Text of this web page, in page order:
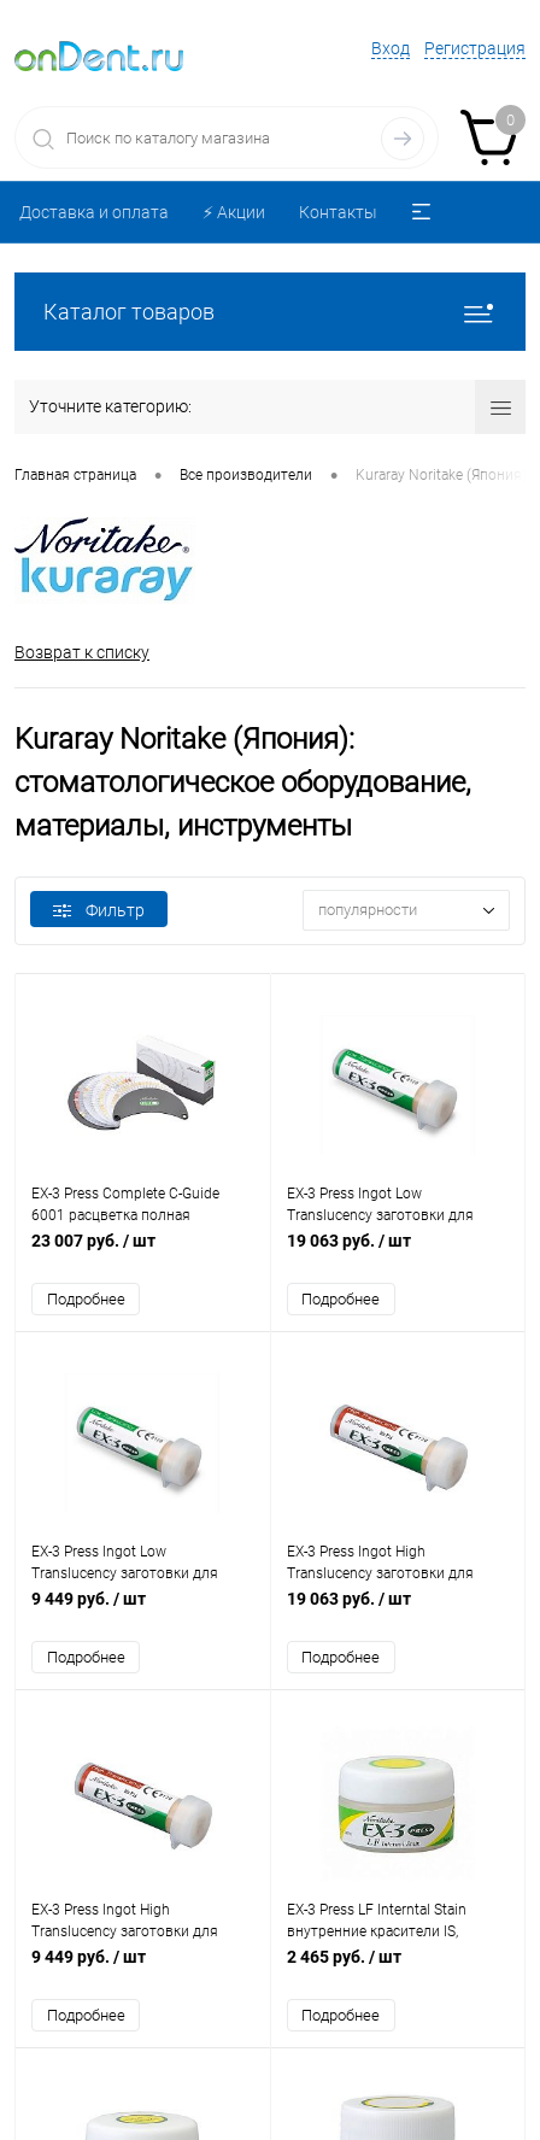
Вход Регистрация
0
Доставка и оплата ⚡️ Акции Контакты
Каталог товаров
Уточните категорию:
Главная страница • Все производители • Kuraray Noritake (Япония):
Возврат к списку
Kuraray Noritake (Япония):
стоматологическое оборудование,
материалы, инструменты
Фильтр популярности
EX-3 Press Complete C-Guide
6001 расцветка полная
23 007 руб. / шт
Подробнее
EX-3 Press Ingot Low
Translucency заготовки для
прессования по 5 грамм, 5 шт.
19 063 руб. / шт
Подробнее
EX-3 Press Ingot Low
Translucency заготовки для
прессования по 2 грамма, 5 шт.
9 449 руб. / шт
Подробнее
EX-3 Press Ingot High
Translucency заготовки для
прессования по 5 грамм, 5 шт
19 063 руб. / шт
Подробнее
EX-3 Press Ingot High
Translucency заготовки для
прессования по 2 грамма, 5 шт.
9 449 руб. / шт
Подробнее
EX-3 Press LF Interntal Stain
внутренние красители IS,
различные цвета, 3 г
2 465 руб. / шт
Подробнее